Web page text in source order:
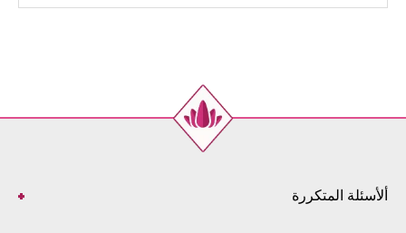
ألأسئلة المتكررة